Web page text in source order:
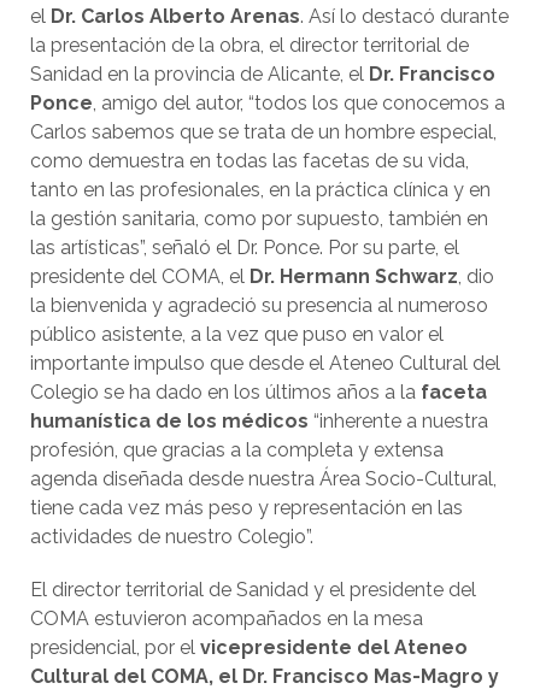
el Dr. Carlos Alberto Arenas. Así lo destacó durante
la presentación de la obra, el director territorial de
Sanidad en la provincia de Alicante, el Dr. Francisco
Ponce, amigo del autor, “todos los que conocemos a
Carlos sabemos que se trata de un hombre especial,
como demuestra en todas las facetas de su vida,
tanto en las profesionales, en la práctica clínica y en
la gestión sanitaria, como por supuesto, también en
las artísticas”, señaló el Dr. Ponce. Por su parte, el
presidente del COMA, el Dr. Hermann Schwarz, dio
la bienvenida y agradeció su presencia al numeroso
público asistente, a la vez que puso en valor el
importante impulso que desde el Ateneo Cultural del
Colegio se ha dado en los últimos años a la faceta
humanística de los médicos “inherente a nuestra
profesión, que gracias a la completa y extensa
agenda diseñada desde nuestra Área Socio-Cultural,
tiene cada vez más peso y representación en las
actividades de nuestro Colegio”.
El director territorial de Sanidad y el presidente del
COMA estuvieron acompañados en la mesa
presidencial, por el vicepresidente del Ateneo
Cultural del COMA, el Dr. Francisco Mas-Magro y